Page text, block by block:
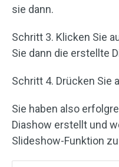
sie dann.
Schritt 3. Klicken Sie
Sie dann die erstellte
Schritt 4. Drücken Sie
Sie haben also
Diashow erstellt und
Slideshow-Funktion